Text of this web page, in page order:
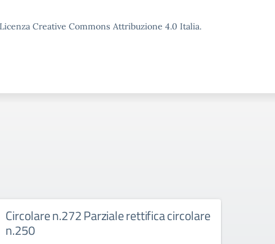
Creative Commons Attribuzione 4.0 Italia.
Circolare n.272 Parziale rettifica circolare
n.250